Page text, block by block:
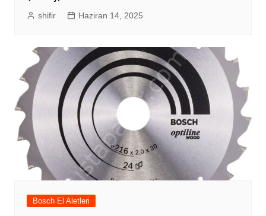
shifir Haziran 14, 2025
Bosch El Aletleri